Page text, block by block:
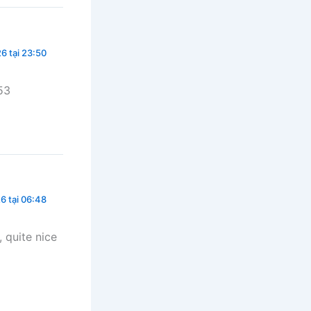
tại 23:50
tại 06:48
quite nice